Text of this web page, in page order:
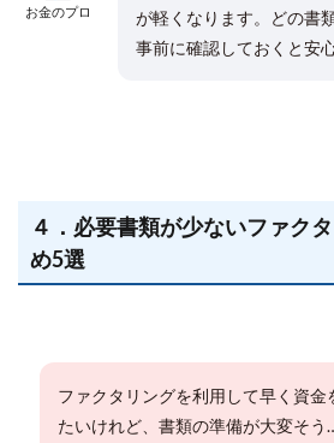
お金のプロ
が軽くなります。どの書
事前に確認しておくと安
４．必要書類が少ないファク
め5選
ファクタリングを利用して早く資金
たいけれど、書類の準備が大変そ